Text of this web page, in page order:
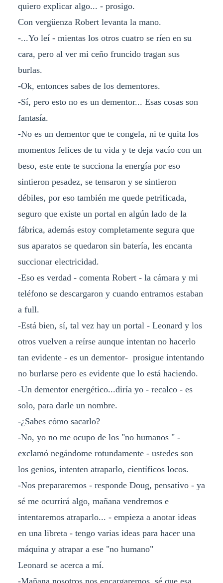
quiero explicar algo... - prosigo.
Con vergüenza Robert levanta la mano.
-...Yo leí - mientas los otros cuatro se ríen en su
cara, pero al ver mi ceño fruncido tragan sus
burlas.
-Ok, entonces sabes de los dementores.
-Sí, pero esto no es un dementor... Esas cosas son
fantasía.
-No es un dementor que te congela, ni te quita los
momentos felices de tu vida y te deja vacío con un
beso, este ente te succiona la energía por eso
sintieron pesadez, se tensaron y se sintieron
débiles, por eso también me quede petrificada,
seguro que existe un portal en algún lado de la
fábrica, además estoy completamente segura que
sus aparatos se quedaron sin batería, les encanta
succionar electricidad.
-Eso es verdad - comenta Robert - la cámara y mi
teléfono se descargaron y cuando entramos estaban
a full.
-Está bien, sí, tal vez hay un portal - Leonard y los
otros vuelven a reírse aunque intentan no hacerlo
tan evidente - es un dementor- prosigue intentando
no burlarse pero es evidente que lo está haciendo.
-Un dementor energético...diría yo - recalco - es
solo, para darle un nombre.
-¿Sabes cómo sacarlo?
-No, yo no me ocupo de los "no humanos " -
exclamó negándome rotundamente - ustedes son
los genios, intenten atraparlo, científicos locos.
-Nos prepararemos - responde Doug, pensativo - ya
sé me ocurrirá algo, mañana vendremos e
intentaremos atraparlo... - empieza a anotar ideas
en una libreta - tengo varias ideas para hacer una
máquina y atrapar a ese "no humano"
Leonard se acerca a mí.
-Mañana nosotros nos encargaremos, sé que esa